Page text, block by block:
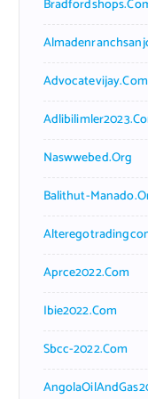
Advocatevijay.com
Naswwebed.org
Balithut-
Aprce2022.com
Ibie2022.com
Sbcc-2022.com